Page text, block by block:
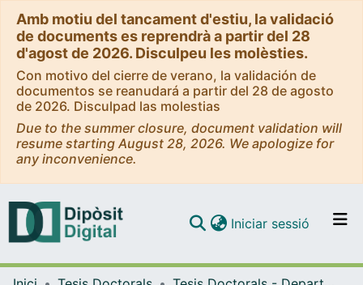
Amb motiu del tancament d'estiu, la validació
de documents es reprendrà a partir del 28
d'agost de 2026. Disculpeu les molèsties.
Con motivo del cierre de verano, la validación de
documentos se reanudará a partir del 28 de agosto
de 2026. Disculpad las molestias
Due to the summer closure, document validation will
resume starting August 28, 2026. We apologize for
any inconvenience.
Iniciar sessió (current)